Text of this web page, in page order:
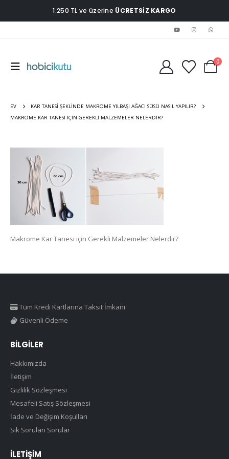
1.250 TL ve üzerine ÜCRETSİZ KARGO
0
EV
KAR TANESI ŞEKLINDE MAKROME YILBAŞI AĞACI SÜSÜ NASIL YAPILIR?
MAKROME KAR TANESI IÇIN GEREKLI MALZEMELER NELERDIR?
Makrome Kar Tanesi için Gerekli Malzemeler Nelerdir?
Tüm Kredi Kartlarına Taksit İmkanı
Güvenli Ödeme
BILGILER
Hakkımızda
İletişim
Gizlilik Sözleşmesi
Mesafeli Satış Sözleşmesi
İade ve Değişim Koşulları
Sık Sorulan Sorular
İLETIŞIM